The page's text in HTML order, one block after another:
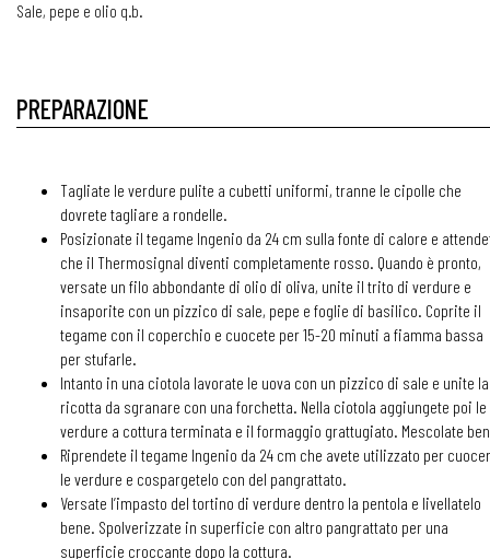
Sale, pepe e olio q.b.
PREPARAZIONE
Tagliate le verdure pulite a cubetti uniformi, tranne le cipolle che
dovrete tagliare a rondelle.
Posizionate il tegame Ingenio da 24 cm sulla fonte di calore e
che il Thermosignal diventi completamente rosso. Quando è pronto,
versate un filo abbondante di olio di oliva, unite il trito di verdure e
insaporite con un pizzico di sale, pepe e foglie di basilico. Coprite il
tegame con il coperchio e cuocete per 15-20 minuti a fiamma bassa
per stufarle.
Intanto in una ciotola lavorate le uova con un pizzico di sale e unite la
ricotta da sgranare con una forchetta. Nella ciotola aggiungete poi le
verdure a cottura terminata e il formaggio grattugiato. Mescolate
Riprendete il tegame Ingenio da 24 cm che avete utilizzato per
le verdure e cospargetelo con del pangrattato.
Versate l’impasto del tortino di verdure dentro la pentola e livellatelo
bene. Spolverizzate in superficie con altro pangrattato per una
superficie croccante dopo la cottura.